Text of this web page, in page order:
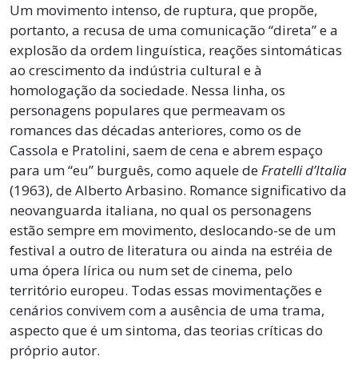
Um movimento intenso, de ruptura, que propõe,
portanto, a recusa de uma comunicação “direta” e a
explosão da ordem linguística, reações sintomáticas
ao crescimento da indústria cultural e à
homologação da sociedade. Nessa linha, os
personagens populares que permeavam os
romances das décadas anteriores, como os de
Cassola e Pratolini, saem de cena e abrem espaço
para um “eu” burguês, como aquele deFratelli d’Italia
(1963), de Alberto Arbasino. Romance significativo da
neovanguarda italiana, no qual os personagens
estão sempre em movimento, deslocando-se de um
festival a outro de literatura ou ainda na estréia de
uma ópera lírica ou num set de cinema, pelo
território europeu. Todas essas movimentações e
cenários convivem com a ausência de uma trama,
aspecto que é um sintoma, das teorias críticas do
próprio autor.